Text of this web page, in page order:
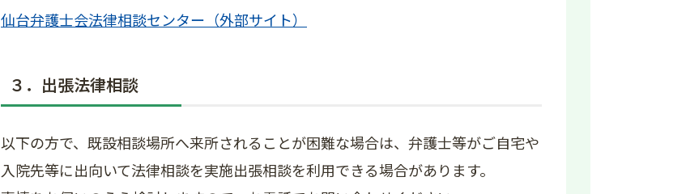
仙台弁護士会法律相談センター（外部サイト）
３．出張法律相談
以下の方で、既設相談場所へ来所されることが困難な場合は、弁護士等がご自宅や
入院先等に出向いて法律相談を実施出張相談を利用できる場合があります。